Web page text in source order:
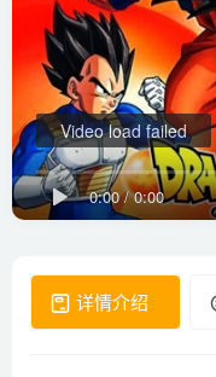
0:00/0:00
Video load failed
详情介绍